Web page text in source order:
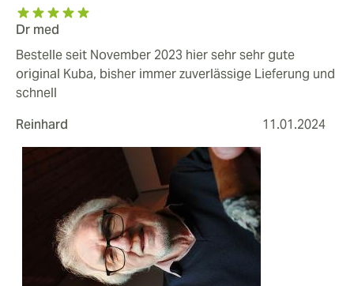
Dr med
Bestelle seit November 2023 hier sehr sehr gute
original Kuba, bisher immer zuverlässige Lieferung und
schnell
Reinhard
11.01.2024